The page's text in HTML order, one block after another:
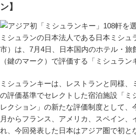
ン】
ミシュランの日本法人である日本ミシュ
市）は、7月4日、日本国内のホテル・旅
（鍵のマーク）で評価する「ミシュラン
ミシュランキーは、レストランと同様、
の評価基準でセレクトした宿泊施設「ミ
レクション」の新たな評価制度として、
月からフランス、アメリカ、スペイン、
れ、今回発表した日本はアジア圏で初と